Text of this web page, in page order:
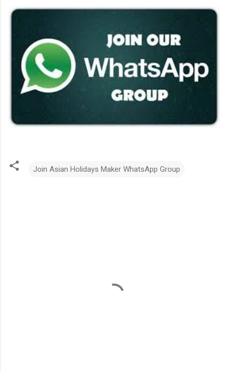
Join Asian Holidays Maker WhatsApp Group